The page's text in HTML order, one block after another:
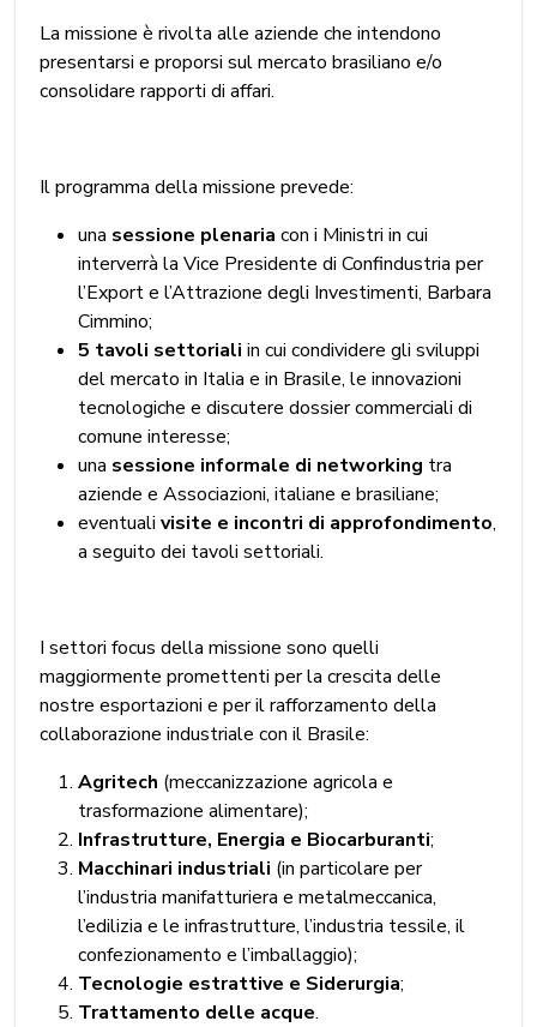
La missione è rivolta alle aziende che intendono
presentarsi e proporsi sul mercato brasiliano e/o
consolidare rapporti di affari.
Il programma della missione prevede:
una sessione plenaria con i Ministri in cui
interverrà la Vice Presidente di Confindustria per
l’Export e l’Attrazione degli Investimenti, Barbara
Cimmino;
5 tavoli settoriali in cui condividere gli sviluppi
del mercato in Italia e in Brasile, le innovazioni
tecnologiche e discutere dossier commerciali di
comune interesse;
una sessione informale di networking tra
aziende e Associazioni, italiane e brasiliane;
eventuali visite e incontri di approfondimento,
a seguito dei tavoli settoriali.
I settori focus della missione sono quelli
maggiormente promettenti per la crescita delle
nostre esportazioni e per il rafforzamento della
collaborazione industriale con il Brasile:
Agritech (meccanizzazione agricola e
trasformazione alimentare);
Infrastrutture, Energia e Biocarburanti;
Macchinari industriali (in particolare per
l’industria manifatturiera e metalmeccanica,
l’edilizia e le infrastrutture, l’industria tessile, il
confezionamento e l’imballaggio);
Tecnologie estrattive e Siderurgia;
Trattamento delle acque.